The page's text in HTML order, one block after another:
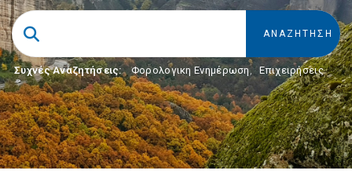
Συχνές Αναζητήσεις: Φορολογικη Ενημέρωση, Επιχειρήσεις